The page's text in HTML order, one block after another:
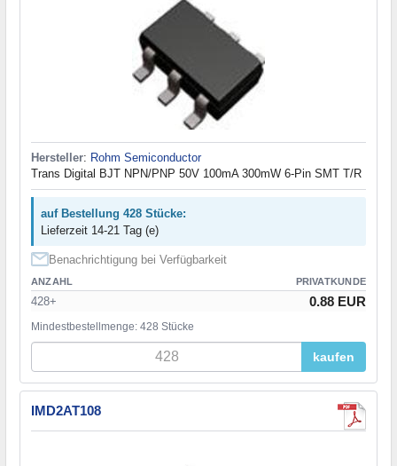
Hersteller: Rohm Semiconductor
Trans Digital BJT NPN/PNP 50V 100mA 300mW 6-Pin SMT T/R
auf Bestellung 428 Stücke:
Lieferzeit 14-21 Tag (e)
Benachrichtigung bei Verfügbarkeit
ANZAHL PRIVATKUNDE
428+ 0.88 EUR
Mindestbestellmenge: 428 Stücke
kaufen
IMD2AT108